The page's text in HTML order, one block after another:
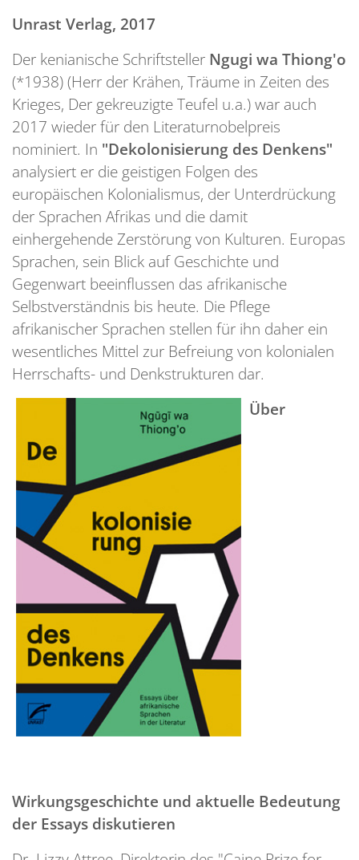
Unrast Verlag, 2017
Der kenianische Schriftsteller Ngugi wa Thiong'o
(*1938) (Herr der Krähen, Träume in Zeiten des
Krieges, Der gekreuzigte Teufel u.a.) war auch
2017 wieder für den Literaturnobelpreis
nominiert. In "Dekolonisierung des Denkens"
analysiert er die geistigen Folgen des
europäischen Kolonialismus, der Unterdrückung
der Sprachen Afrikas und die damit
einhergehende Zerstörung von Kulturen. Europas
Sprachen, sein Blick auf Geschichte und
Gegenwart beeinflussen das afrikanische
Selbstverständnis bis heute. Die Pflege
afrikanischer Sprachen stellen für ihn daher ein
wesentliches Mittel zur Befreiung von kolonialen
Herrschafts- und Denkstrukturen dar.
Über
Wirkungsgeschichte und aktuelle Bedeutung
der Essays diskutieren